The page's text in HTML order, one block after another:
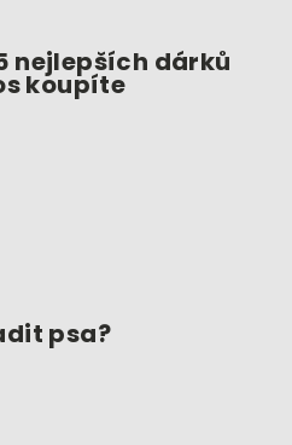
nejlepších dárků
koupíte
psa?